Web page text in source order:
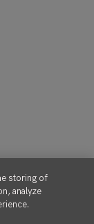
storing of
analyze